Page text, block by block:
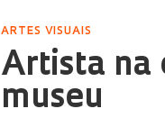
ARTES VISUAIS
Artista na
museu